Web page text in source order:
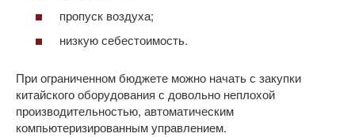
пропуск воздуха;
низкую себестоимость.
При ограниченном бюджете можно начать с закупки
китайского оборудования с довольно неплохой
производительностью, автоматическим
компьютеризированным управлением.